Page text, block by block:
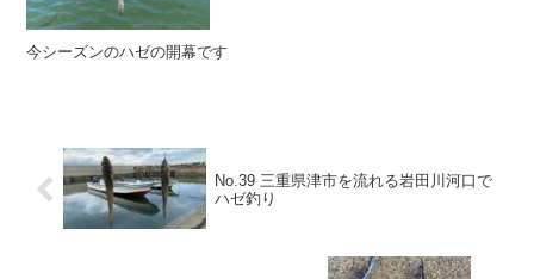
今シーズンのハゼの開幕です
No.39 三重県津市を流れる岩田川河口で
ハゼ釣り